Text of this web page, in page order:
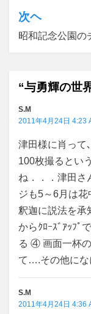
ナ
ビ
シ
ョ
次ヘ
昭和記念公園の
“与勇輝の世
S.M
2011年4月24日 4:23
津田様に肖って
100枚撮るとい
ね．．．津田さ
ジも5～6月は花
釈迦に説法を
からｸﾛｰｽﾞｱｯﾌﾟ
る ④ 画面一杯
て….その他にな
S.M
2011年4月24日 4:36